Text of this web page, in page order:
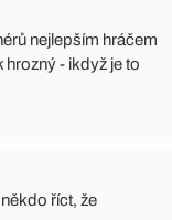
nejlepším hráčem
hrozný - ikdyž je to
říct, že